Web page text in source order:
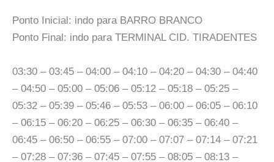
Ponto Inicial: indo para BARRO BRANCO
Ponto Final: indo para TERMINAL CID. TIRADENTES
03:30 – 03:45 – 04:00 – 04:10 – 04:20 – 04:30 – 04:40
– 04:50 – 05:00 – 05:06 – 05:12 – 05:18 – 05:25 –
05:32 – 05:39 – 05:46 – 05:53 – 06:00 – 06:05 – 06:10
– 06:15 – 06:20 – 06:25 – 06:30 – 06:35 – 06:40 –
06:45 – 06:50 – 06:55 – 07:00 – 07:07 – 07:14 – 07:21
– 07:28 – 07:36 – 07:45 – 07:55 – 08:05 – 08:13 –